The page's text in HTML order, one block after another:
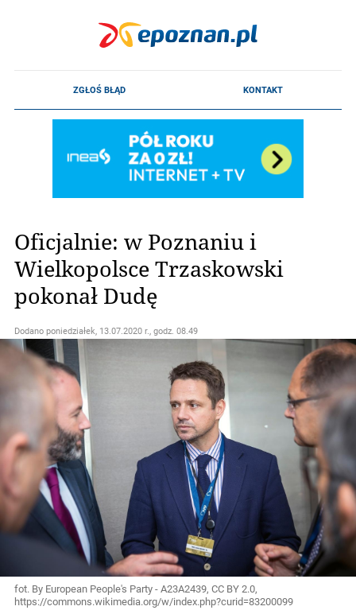
Oficjalnie: w Poznaniu i
Wielkopolsce Trzaskowski
pokonał Dudę
Dodano poniedziałek, 13.07.2020 r., godz. 08.49
fot. By European People's Party - A23A2439, CC BY 2.0,
https://commons.wikimedia.org/w/index.php?curid=83200099